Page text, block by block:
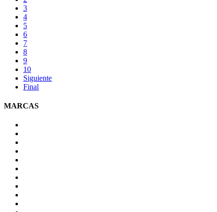
3
4
5
6
7
8
9
10
Siguiente
Final
MARCAS